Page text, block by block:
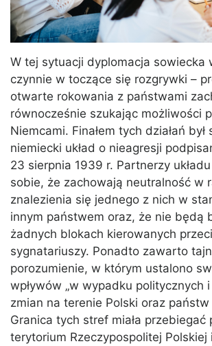
W tej sytuacji dyplomacja sowiecka
czynnie w toczące się rozgrywki –
otwarte rokowania z państwami
równocześnie szukając możliwości
Niemcami. Finałem tych działań
niemiecki układ o nieagresji
23 sierpnia 1939 r. Partnerzy
sobie, że zachowają neutralność w
znalezienia się jednego z nich w
innym państwem oraz, że nie będą
żadnych blokach kierowanych
sygnatariuszy. Ponadto zawarto
porozumienie, w którym ustalono
wpływów „w wypadku politycznych
zmian na terenie Polski oraz państw
Granica tych stref miała przebiegać
terytorium Rzeczypospolitej Polskiej